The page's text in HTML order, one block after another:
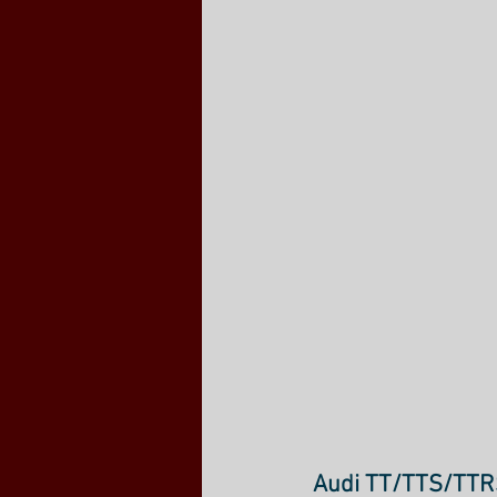
Audi TT/TTS/